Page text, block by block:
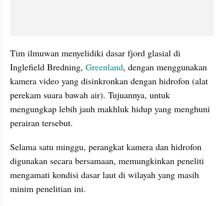
Tim ilmuwan menyelidiki dasar fjord glasial di
Inglefield Bredning, Greenland, dengan menggunakan
kamera video yang disinkronkan dengan hidrofon (alat
perekam suara bawah air). Tujuannya, untuk
mengungkap lebih jauh makhluk hidup yang menghuni
perairan tersebut.
Selama satu minggu, perangkat kamera dan hidrofon
digunakan secara bersamaan, memungkinkan peneliti
mengamati kondisi dasar laut di wilayah yang masih
minim penelitian ini.